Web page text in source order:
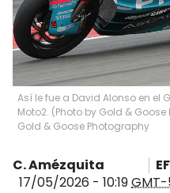
Así le fue a David Alonso en el
Moto2. (Photo by Gold &
Gold & Goose Photography
C. Amézquita
17/05/2026 - 10:19